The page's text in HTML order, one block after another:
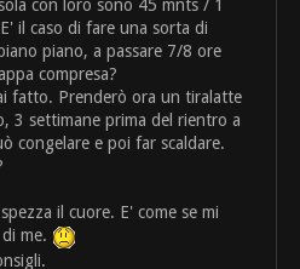
con loro sono 45 mnts / 1
il caso di fare una sorta di
piano, a passare 7/8 ore
compresa?
fatto. Prenderò ora un tiralatte
3 settimane prima del rientro a
congelare e poi far scaldare.
il cuore. E' come se mi
me.